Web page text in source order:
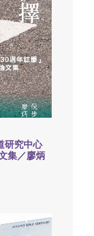
研究中心
集／廖炳